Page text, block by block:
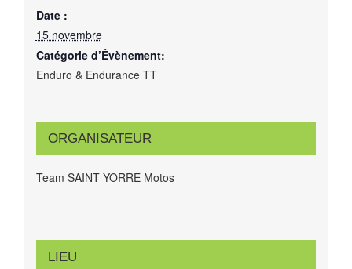
Date :
15 novembre
Catégorie d’Évènement:
Enduro & Endurance TT
ORGANISATEUR
Team SAINT YORRE Motos
LIEU